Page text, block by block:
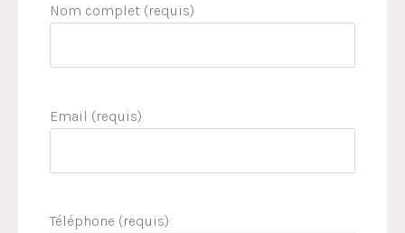
Nom complet (requis)
Email (requis)
Téléphone (requis)